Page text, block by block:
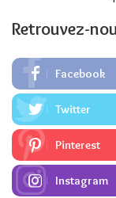
Retrouvez-
Facebook
Twitter
Pinterest
Instagram